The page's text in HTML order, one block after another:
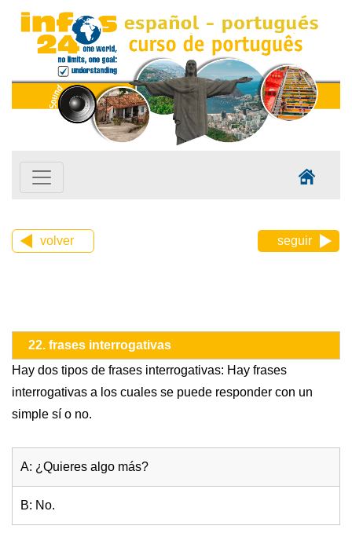
volver seguir
22. frases interrogativas
Hay dos tipos de frases interrogativas: Hay frases
interrogativas a los cuales se puede responder con un
simple sí o no.
A: ¿Quieres algo más?
B: No.